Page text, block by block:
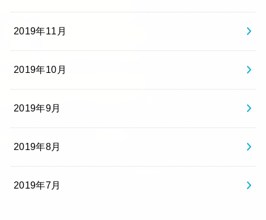
2019年11月
2019年10月
2019年9月
2019年8月
2019年7月